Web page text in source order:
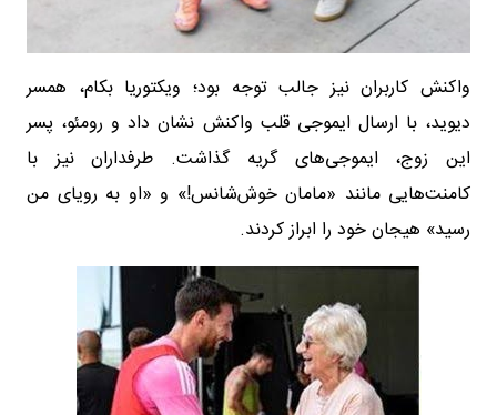
واکنش کاربران نیز جالب توجه بود؛ ویکتوریا بکام، همسر
دیوید، با ارسال ایموجی قلب واکنش نشان داد و رومئو، پسر
این زوج، ایموجی‌های گریه گذاشت. طرفداران نیز با
کامنت‌هایی مانند «مامان خوش‌شانس!» و «او به رویای من
رسید» هیجان خود را ابراز کردند.